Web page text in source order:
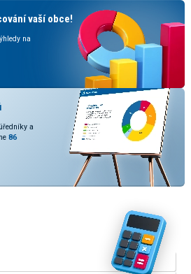
vaší obce!
na
a
86